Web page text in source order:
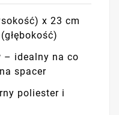
x 23 cm
– idealny na co
spacer
poliester i